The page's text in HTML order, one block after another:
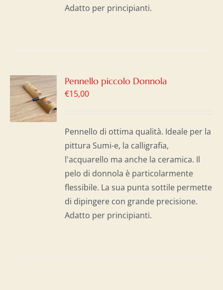
Adatto per principianti.
Pennello piccolo Donnola
€15,00
Pennello di ottima qualità. Ideale per la
pittura Sumi-e, la calligrafia,
l'acquarello ma anche la ceramica. Il
pelo di donnola è particolarmente
flessibile. La sua punta sottile permette
di dipingere con grande precisione.
Adatto per principianti.